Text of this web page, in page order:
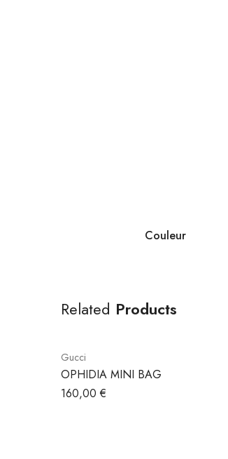
Couleur
Related Products
Gucci
OPHIDIA MINI BAG
160,00€